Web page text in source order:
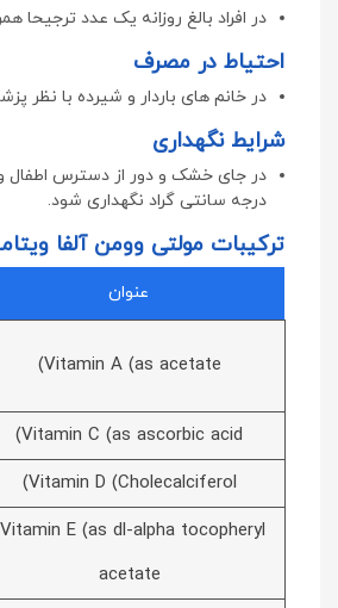
در افراد بالغ روزانه یک عدد ترجیحا
احتیاط در مصرف
در خانم های باردار و شیرده با نظر
شرایط نگهداری
درجه سانتی گراد نگهداری شود.
ترکیبات مولتی وومن آلفا ویتامین - 1
عنوان
(Vitamin A (as acetate
(Vitamin C (as ascorbic acid
(Vitamin D (Cholecalciferol
E (as dl-alpha tocopheryl
acetate